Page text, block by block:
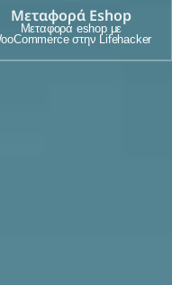
Μεταφορά Eshop
Μεταφορά eshop με
στην Lifehacker